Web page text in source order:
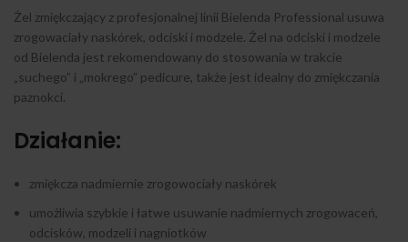
Żel zmiękczający z profesjonalnej linii Bielenda Professional usuwa
zrogowaciały naskórek, odciski i modzele. Żel na odciski i modzele
od Bielenda jest rekomendowany do stosowania w trakcie
„suchego” i „mokrego” pedicure, także jest idealny do zmiękczania
paznokci.
Działanie:
zmiękcza nadmiernie zrogowociały naskórek
umożliwia szybkie i łatwe usuwanie nadmiernych zrogowaceń,
odcisków, modzeli i nagniotków